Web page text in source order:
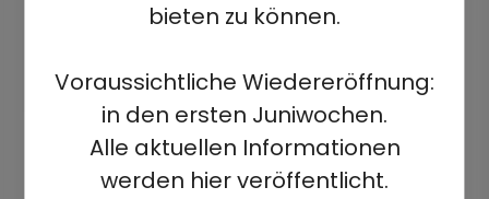
bieten zu können.
Voraussichtliche Wiedereröffnung:
in den ersten Juniwochen.
Alle aktuellen Informationen
werden hier veröffentlicht.